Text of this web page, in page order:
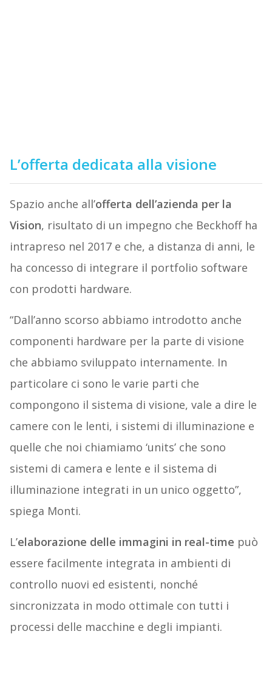
L’offerta dedicata alla visione
Spazio anche all’offerta dell’azienda per la
Vision, risultato di un impegno che Beckhoff ha
intrapreso nel 2017 e che, a distanza di anni, le
ha concesso di integrare il portfolio software
con prodotti hardware.
“Dall’anno scorso abbiamo introdotto anche
componenti hardware per la parte di visione
che abbiamo sviluppato internamente. In
particolare ci sono le varie parti che
compongono il sistema di visione, vale a dire le
camere con le lenti, i sistemi di illuminazione e
quelle che noi chiamiamo ‘units’ che sono
sistemi di camera e lente e il sistema di
illuminazione integrati in un unico oggetto”,
spiega Monti.
L’elaborazione delle immagini in real-time può
essere facilmente integrata in ambienti di
controllo nuovi ed esistenti, nonché
sincronizzata in modo ottimale con tutti i
processi delle macchine e degli impianti.